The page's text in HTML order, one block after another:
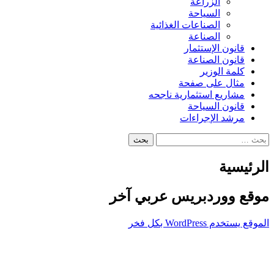
السياحة
الصناعات الغذائية
الصناعة
قانون الإستثمار
قانون الصناعة
كلمة الوزير
مثال على صفحة
مشاريع استثمارية ناجحه
قانون السياحة
مرشد الإجراءات
البحث
الرئيسية
موقع ووردبريس عربي آخر
الموقع يستخدم WordPress بكل فخر